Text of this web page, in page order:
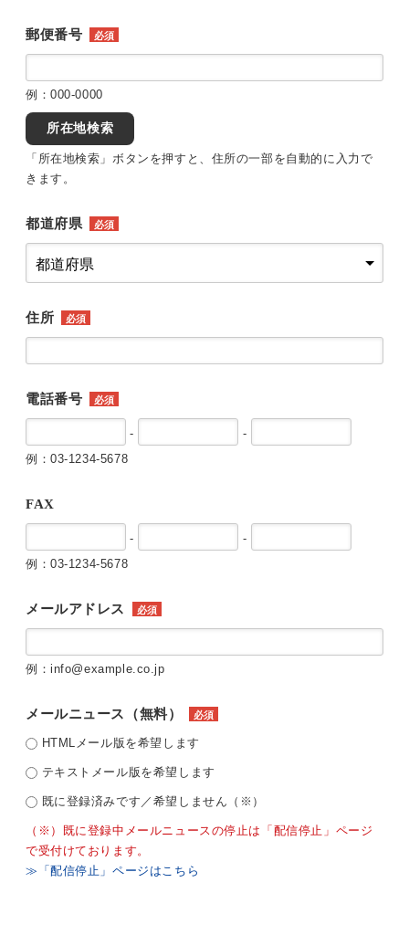
郵便番号 必須
例：000-0000
所在地検索
「所在地検索」ボタンを押すと、住所の一部を自動的に入力で
きます。
都道府県 必須
住所 必須
電話番号 必須
-
-
例：03-1234-5678
FAX
-
-
例：03-1234-5678
メールアドレス 必須
例：info@example.co.jp
メールニュース（無料） 必須
HTMLメール版を希望します
テキストメール版を希望します
既に登録済みです／希望しません（※）
（※）既に登録中メールニュースの停止は「配信停止」ページ
で受付けております。
≫「配信停止」ページはこちら